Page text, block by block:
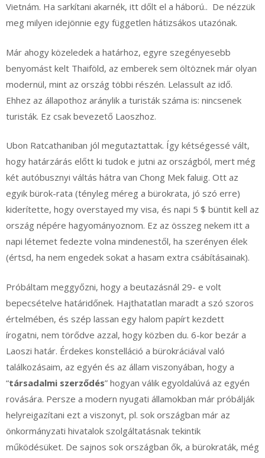
Vietnám. Ha sarkítani akarnék, itt dőlt el a háború.. De nézzük
meg milyen idejönnie egy független hátizsákos utazónak.
Már ahogy közeledek a határhoz, egyre szegényesebb
benyomást kelt Thaiföld, az emberek sem öltöznek már olyan
modernül, mint az ország többi részén. Lelassult az idő.
Ehhez az állapothoz aránylik a turisták száma is: nincsenek
turisták. Ez csak bevezető Laoszhoz.
Ubon Ratcathaniban jól megutaztattak. Így kétségessé vált,
hogy határzárás előtt ki tudok e jutni az országból, mert még
két autóbusznyi váltás hátra van Chong Mek faluig. Ott az
egyik bürok-rata (tényleg méreg a bürokrata, jó szó erre)
kiderítette, hogy overstayed my visa, és napi 5 $ büntit kell az
ország népére hagyományoznom. Ez az összeg nekem itt a
napi létemet fedezte volna mindenestől, ha szerényen élek
(értsd, ha nem engedek sokat a hasam extra csábításainak).
Próbáltam meggyőzni, hogy a beutazásnál 29- e volt
bepecsételve határidőnek. Hajthatatlan maradt a szó szoros
értelmében, és szép lassan egy halom papírt kezdett
írogatni, nem törődve azzal, hogy közben du. 6-kor bezár a
Laoszi határ. Érdekes konstelláció a bürokráciával való
találkozásaim, az egyén és az állam viszonyában, hogy a
“társadalmi szerződés” hogyan válik egyoldalúvá az egyén
rovására. Persze a modern nyugati államokban már próbálják
helyreigazítani ezt a viszonyt, pl. sok országban már az
önkormányzati hivatalok szolgáltatásnak tekintik
működésüket. De sajnos sok országban ők, a bürokraták, még